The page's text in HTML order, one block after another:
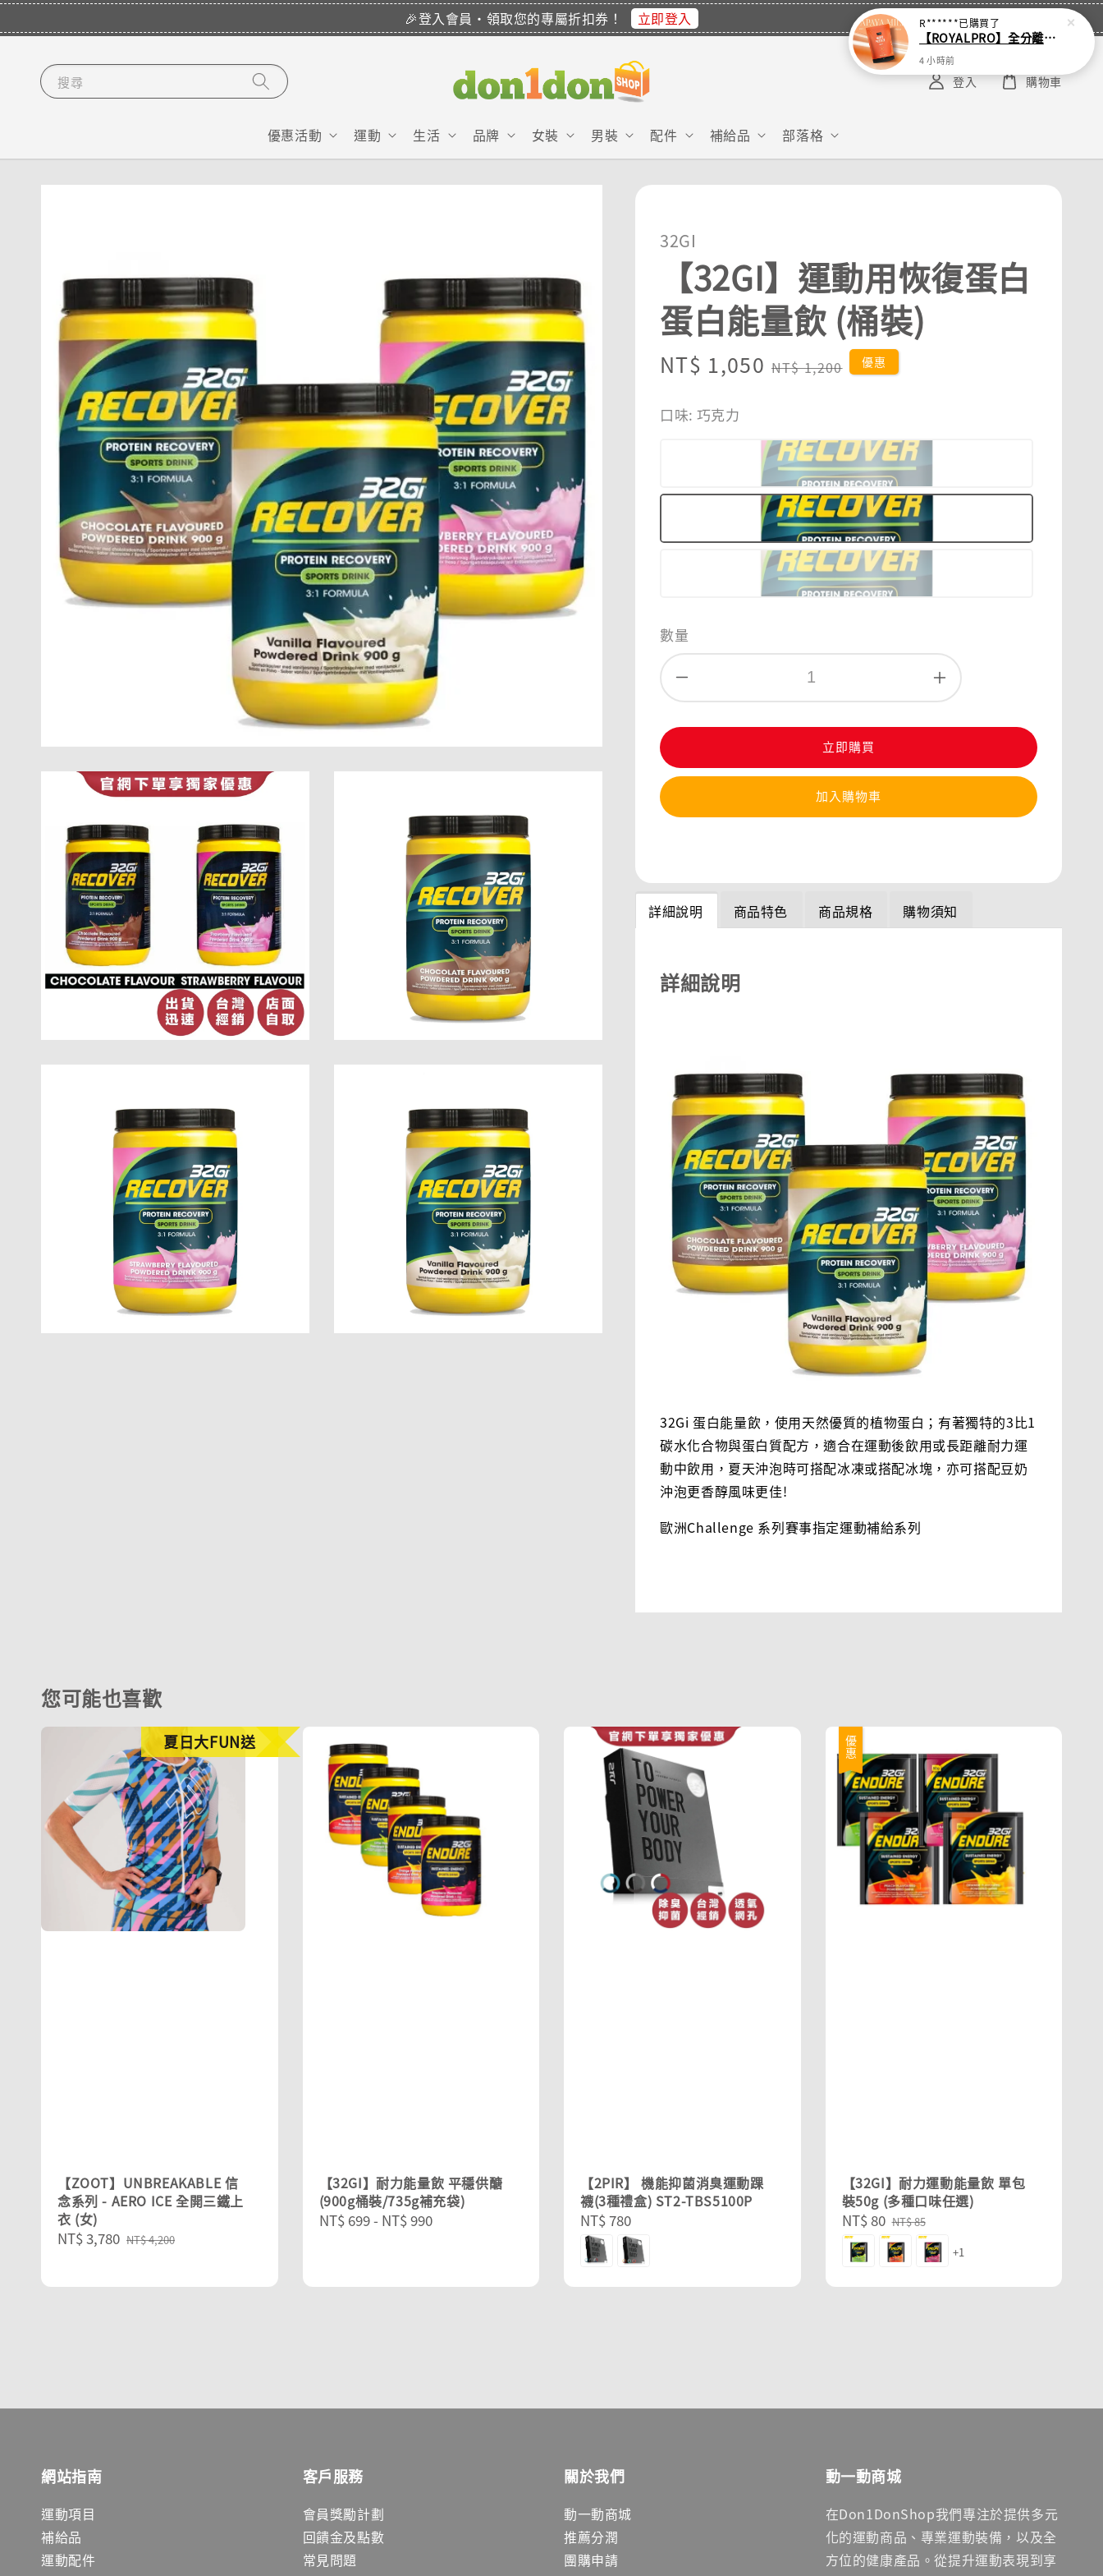
🎉登入會員・領取您的專屬折扣券！ 立即登入
搜尋
優惠活動 運動 生活 品牌 女裝 男裝 配件 補給品 部落格
登入 購物車
32GI
【32GI】運動用恢復蛋白
蛋白能量飲 (桶裝)
Sale
NT$ 1,050 Regular
NT$ 1,200 優惠
口味: 巧克力
數量
立即購買
加入購物車
詳細說明 商品特色 商品規格 購物須知
詳細說明
32Gi 蛋白能量飲，使用天然優質的植物蛋白；有著獨特的3比1
碳水化合物與蛋白質配方，適合在運動後飲用或長距離耐力運
動中飲用，夏天沖泡時可搭配冰凍或搭配冰塊，亦可搭配豆奶
沖泡更香醇風味更佳!
歐洲Challenge 系列賽事指定運動補給系列
您可能也喜歡
夏日大FUN送
【ZOOT】UNBREAKABLE 信
念系列 - AERO ICE 全開三鐵上
衣 (女)
Sale
NT$ 3,780 Regular
NT$ 4,200
【32GI】耐力能量飲 平穩供醣
(900g桶裝/735g補充袋)
Regular
NT$ 699- NT$ 990
【2PIR】 機能抑菌消臭運動踝
襪(3種禮盒) ST2-TBS5100P
Regular
price
NT$ 780
優惠
【32GI】耐力運動能量飲 單包
裝50g (多種口味任選)
Sale
price
NT$ 80 Regular
price
NT$ 85
+1
網站指南
運動項目
補給品
運動配件
客戶服務
會員獎勵計劃
回饋金及點數
常見問題
關於我們
動一動商城
推薦分潤
團購申請
動一動商城
在Don1DonShop我們專注於提供多元
化的運動商品、專業運動裝備，以及全
方位的健康產品。從提升運動表現到享
R******已購買了
【ROYALPRO】全分離乳清蛋白-1KG -多口味任選｜可加購湯匙
4 小時前